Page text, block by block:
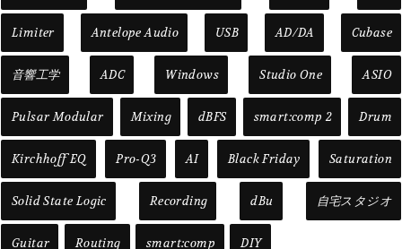
Limiter Antelope Audio USB AD/DA Cubase
音響工学 ADC Windows Studio One ASIO
Pulsar Modular Mixing dBFS smart:comp 2 Drum
Kirchhoff EQ Pro-Q3 AI Black Friday Saturation
Solid State Logic Recording dBu 自宅スタジオ
Guitar Routing smart:comp DIY